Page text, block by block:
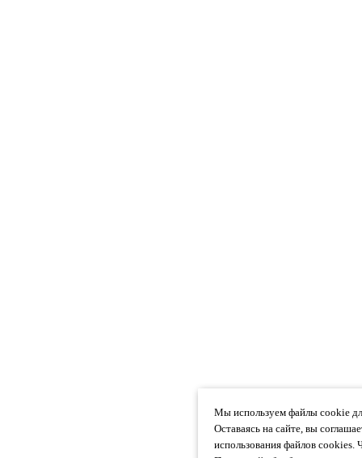
Мы используем файлы cookie
Оставаясь на сайте, вы
использования файлов cookies.